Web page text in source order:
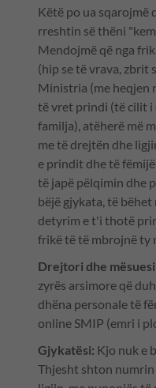
Këtë po ua sqarojmë
rreshtin së thëni
Mendojmë që nga
(hip se të vrava, zbrit
Ministria (me heqjen
të vret prindi (të cilit
familja), atëherë më
me të drejtën dhe
e prindit dhe të
të japë pëlqimin dhe
bëjë gjykata, të bëhet
detyrim e t'i thotë
frikë të të mbrojnë ty
Drejtori dhe
zyrës arsimore që
dhëna personale të
online SMIP (emri i
Gjykatësi: Kjo nuk e
Thjesht shton